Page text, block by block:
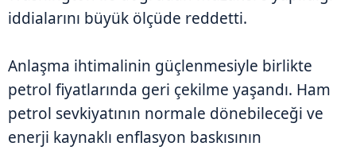
iddialarını büyük ölçüde reddetti.
Anlaşma ihtimalinin güçlenmesiyle birlikte
petrol fiyatlarında geri çekilme yaşandı. Ham
petrol sevkiyatının normale dönebileceği ve
enerji kaynaklı enflasyon baskısının